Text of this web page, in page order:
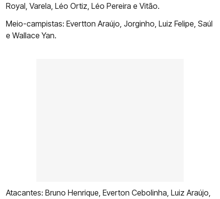
Royal, Varela, Léo Ortiz, Léo Pereira e Vitão.
Meio-campistas: Evertton Araújo, Jorginho, Luiz Felipe, Saúl
e Wallace Yan.
Atacantes: Bruno Henrique, Everton Cebolinha, Luiz Araújo,